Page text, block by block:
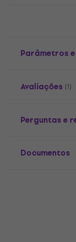
Parâmetros
Avaliações (1)
Perguntas e
Documentos